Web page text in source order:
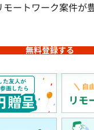
ートワーク案件が
無料登録する